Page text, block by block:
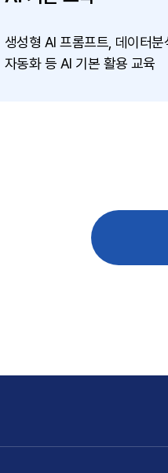
생성형 AI 프롬프트, 데이터분
자동화 등 AI 기본 활용 교육